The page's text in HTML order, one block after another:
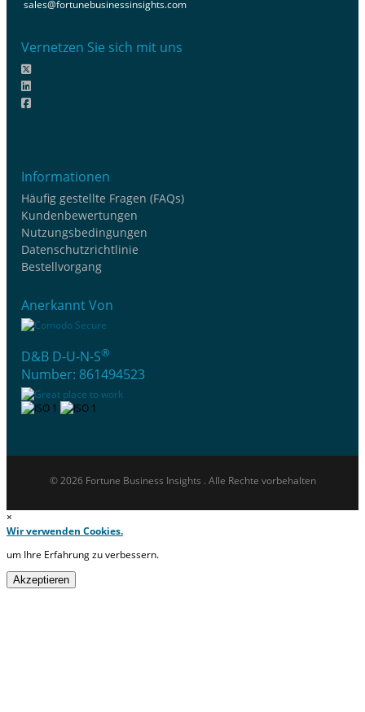
sales@fortunebusinessinsights.com
Vernetzen Sie sich mit uns
Informationen
Häufig gestellte Fragen (FAQs)
Kundenbewertungen
Nutzungsbedingungen
Datenschutzrichtlinie
Bestellvorgang
Anerkannt Von
D&B D-U-N-S®
Number: 861494523
© 2026 Fortune Business Insights . Alle Rechte vorbehalten
×
Wir verwenden Cookies.
um Ihre Erfahrung zu verbessern.
Akzeptieren